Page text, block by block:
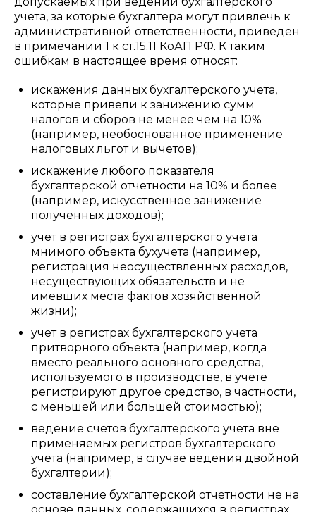
учета, за которые бухгалтера могут привлечь к
административной ответственности, приведен
в примечании 1 к ст.15.11 КоАП РФ. К таким
ошибкам в настоящее время относят:
искажения данных бухгалтерского учета,
которые привели к занижению сумм
налогов и сборов не менее чем на 10%
(например, необоснованное применение
налоговых льгот и вычетов);
искажение любого показателя
бухгалтерской отчетности на 10% и более
(например, искусственное занижение
полученных доходов);
учет в регистрах бухгалтерского учета
мнимого объекта бухучета (например,
регистрация неосуществленных расходов,
несуществующих обязательств и не
имевших места фактов хозяйственной
жизни);
учет в регистрах бухгалтерского учета
притворного объекта (например, когда
вместо реального основного средства,
используемого в производстве, в учете
регистрируют другое средство, в частности,
с меньшей или большей стоимостью);
ведение счетов бухгалтерского учета вне
применяемых регистров бухгалтерского
учета (например, в случае ведения двойной
бухгалтерии);
составление бухгалтерской отчетности не на